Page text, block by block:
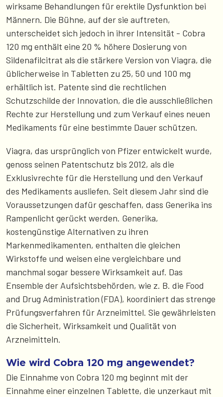
wirksame Behandlungen für erektile Dysfunktion bei
Männern. Die Bühne, auf der sie auftreten,
unterscheidet sich jedoch in ihrer Intensität - Cobra
120 mg enthält eine 20 % höhere Dosierung von
Sildenafilcitrat als die stärkere Version von Viagra, die
üblicherweise in Tabletten zu 25, 50 und 100 mg
erhältlich ist. Patente sind die rechtlichen
Schutzschilde der Innovation, die die ausschließlichen
Rechte zur Herstellung und zum Verkauf eines neuen
Medikaments für eine bestimmte Dauer schützen.
Viagra, das ursprünglich von Pfizer entwickelt wurde,
genoss seinen Patentschutz bis 2012, als die
Exklusivrechte für die Herstellung und den Verkauf
des Medikaments ausliefen. Seit diesem Jahr sind die
Voraussetzungen dafür geschaffen, dass Generika ins
Rampenlicht gerückt werden. Generika,
kostengünstige Alternativen zu ihren
Markenmedikamenten, enthalten die gleichen
Wirkstoffe und weisen eine vergleichbare und
manchmal sogar bessere Wirksamkeit auf. Das
Ensemble der Aufsichtsbehörden, wie z. B. die Food
and Drug Administration (FDA), koordiniert das strenge
Prüfungsverfahren für Arzneimittel. Sie gewährleisten
die Sicherheit, Wirksamkeit und Qualität von
Arzneimitteln.
Wie wird Cobra 120 mg angewendet?
Die Einnahme von Cobra 120 mg beginnt mit der
Einnahme einer einzelnen Tablette, die unzerkaut mit